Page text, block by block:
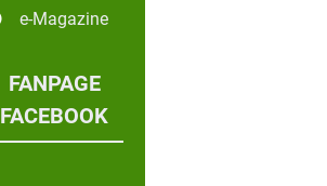
e-Magazine
FANPAGE
FACEBOOK